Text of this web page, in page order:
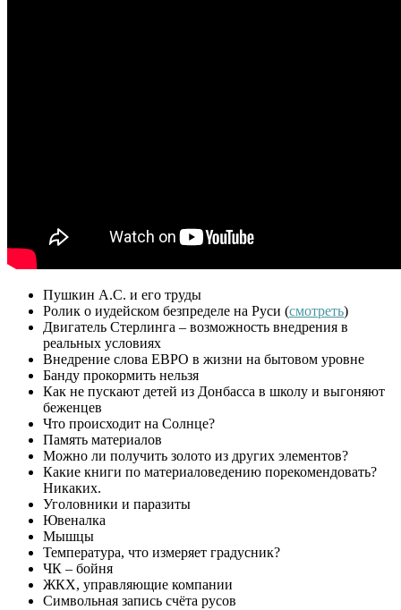
Пушкин А.С. и его труды
Ролик о иудейском безпределе на Руси (смотреть)
Двигатель Стерлинга – возможность внедрения в
реальных условиях
Внедрение слова ЕВРО в жизни на бытовом уровне
Банду прокормить нельзя
Как не пускают детей из Донбасса в школу и выгоняют
беженцев
Что происходит на Солнце?
Память материалов
Можно ли получить золото из других элементов?
Какие книги по материаловедению порекомендовать?
Никаких.
Уголовники и паразиты
Ювеналка
Мышцы
Температура, что измеряет градусник?
ЧК – бойня
ЖКХ, управляющие компании
Символьная запись счёта русов